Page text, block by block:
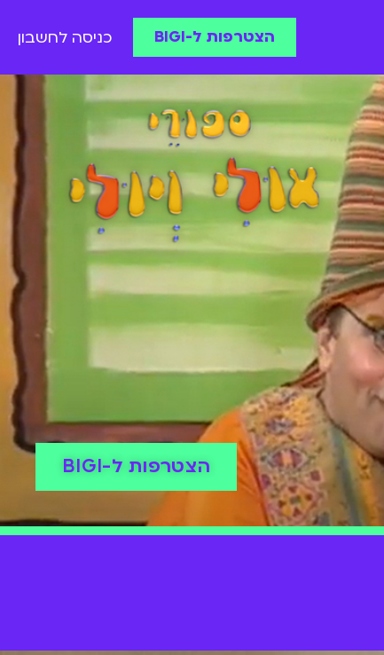
הצטרפות ל-BIGI כניסה לחשבון
הצטרפות ל-BIGI